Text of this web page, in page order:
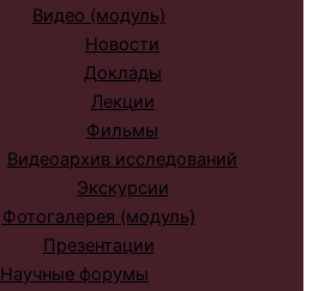
Видео (модуль)
Новости
Доклады
Лекции
Фильмы
Видеоархив исследований
Экскурсии
Фотогалерея (модуль)
Презентации
Научные форумы